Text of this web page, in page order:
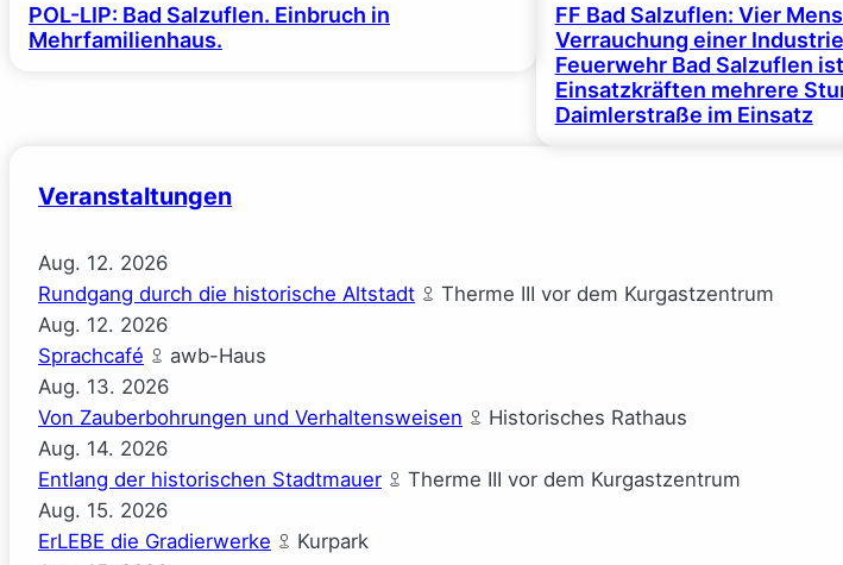
POL-LIP: Bad Salzuflen. Einbruch in
Mehrfamilienhaus.
FF Bad Salzuflen: Vier
Verrauchung einer
Feuerwehr Bad Salzuflen
Einsatzkräften mehrere
Daimlerstraße im Einsatz
Veranstaltungen
Aug. 12. 2026
Rundgang durch die historische Altstadt
Therme III vor dem Kurgastzentrum
Aug. 12. 2026
Sprachcafé
awb-Haus
Aug. 13. 2026
Von Zauberbohrungen und Verhaltensweisen
Historisches Rathaus
Aug. 14. 2026
Entlang der historischen Stadtmauer
Therme III vor dem Kurgastzentrum
Aug. 15. 2026
ErLEBE die Gradierwerke
Kurpark